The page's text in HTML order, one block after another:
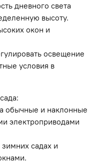
дневного света
высоту.
окон и
освещение
условия в
обычные и наклонные
электроприводами
садах и